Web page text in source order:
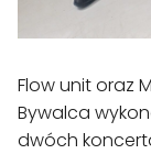
Flow unit oraz
Bywalca
dwóch